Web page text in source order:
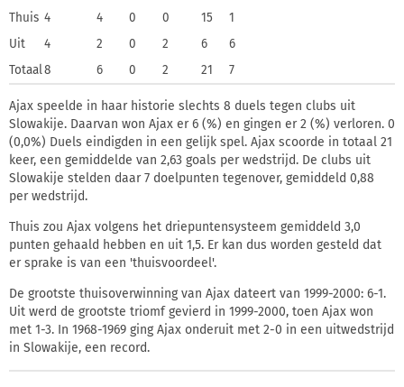
Thuis 4 4 0 0 15
1
Uit
4 2 0 2 6
6
Totaal8 6 0 2 21 7
Ajax speelde in haar historie slechts 8 duels tegen clubs uit
Slowakije. Daarvan won Ajax er 6 (%) en gingen er 2 (%) verloren. 0
(0,0%) Duels eindigden in een gelijk spel. Ajax scoorde in totaal 21
keer, een gemiddelde van 2,63 goals per wedstrijd. De clubs uit
Slowakije stelden daar 7 doelpunten tegenover, gemiddeld 0,88
per wedstrijd.
Thuis zou Ajax volgens het driepuntensysteem gemiddeld 3,0
punten gehaald hebben en uit 1,5. Er kan dus worden gesteld dat
er sprake is van een 'thuisvoordeel'.
De grootste thuisoverwinning van Ajax dateert van 1999-2000: 6-1.
Uit werd de grootste triomf gevierd in 1999-2000, toen Ajax won
met 1-3. In 1968-1969 ging Ajax onderuit met 2-0 in een uitwedstrijd
in Slowakije, een record.